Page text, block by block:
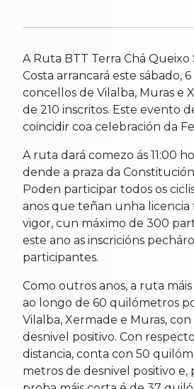
A Ruta BTT Terra Chá Queixo
Costa arrancará este sábado,
concellos de Vilalba, Muras e
de 210 inscritos. Este evento
coincidir coa celebración da
A ruta dará comezo ás 11:00
dende a praza da
Poden participar todos os
anos que teñan unha licencia
vigor, cun máximo de 300
este ano as inscricións
participantes.
Como outros anos, a ruta
ao longo de 60 quilómetros
Vilalba, Xermade e Muras,
desnivel positivo. Con
distancia, conta con 50
metros de desnivel positivo e,